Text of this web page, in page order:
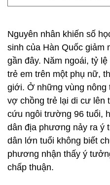
Nguyên nhân khiến số
sinh của Hàn Quốc giảm
gần đây. Năm ngoái, tỷ
trẻ em trên một phụ nữ,
giới. Ở những vùng nông
vợ chồng trẻ lại di cư lên
cứu ngôi trường 96 tuổi,
dân địa phương nảy ra ý
dân lớn tuổi không biết
phương nhận thấy ý
chấp thuận.